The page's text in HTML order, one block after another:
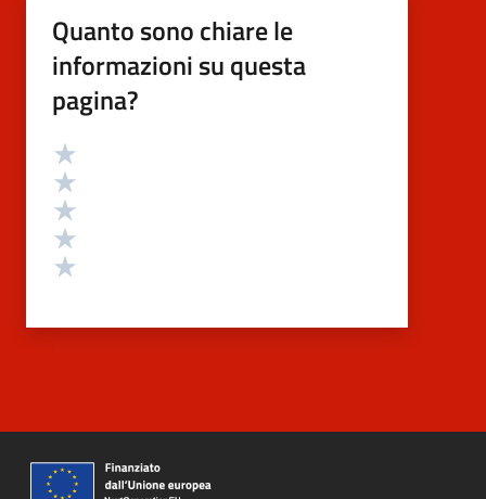
Quanto sono chiare le
informazioni su questa
pagina?
Valutazione